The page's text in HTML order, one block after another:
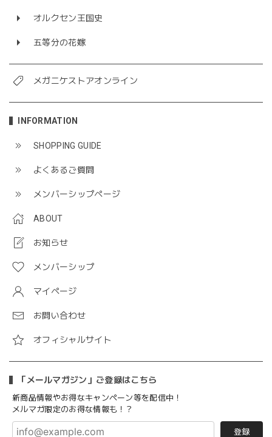
オルクセン王国史
五等分の花嫁
メガニケストアオンライン
INFORMATION
SHOPPING GUIDE
よくあるご質問
メンバーシップページ
ABOUT
お知らせ
メンバーシップ
マイページ
お問い合わせ
オフィシャルサイト
「メールマガジン」ご登録はこちら
新商品情報やお得なキャンペーン等を配信中！
メルマガ限定のお得な情報も！？
登録